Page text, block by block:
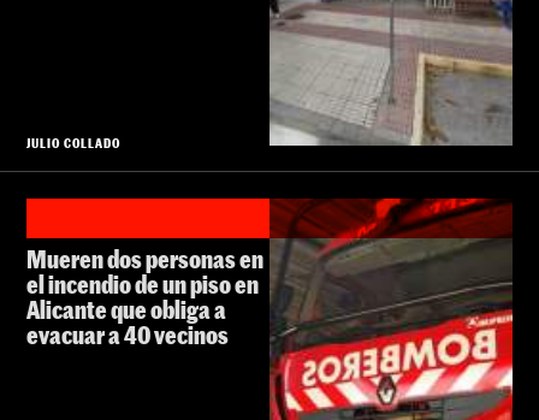
JULIO COLLADO
Mueren dos personas en
el incendio de un piso en
Alicante que obliga a
evacuar a 40 vecinos